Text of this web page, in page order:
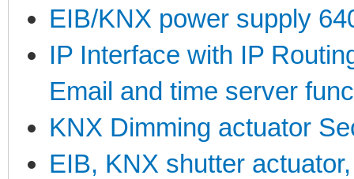
EIB/KNX power supply
IP Interface with IP
Email and time server
KNX Dimming actuator
EIB, KNX shutter